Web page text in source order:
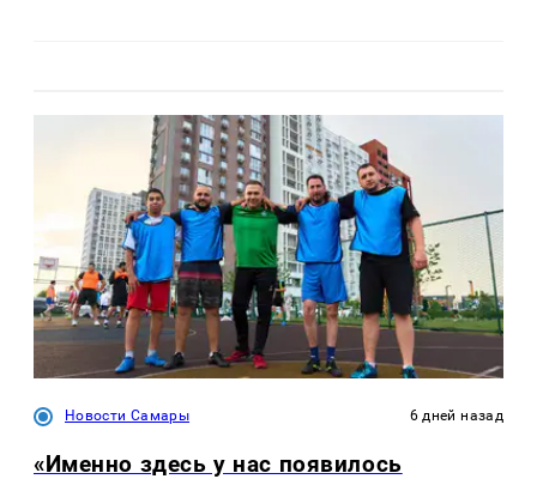
Новости Самары 6 дней назад
«Именно здесь у нас появилось